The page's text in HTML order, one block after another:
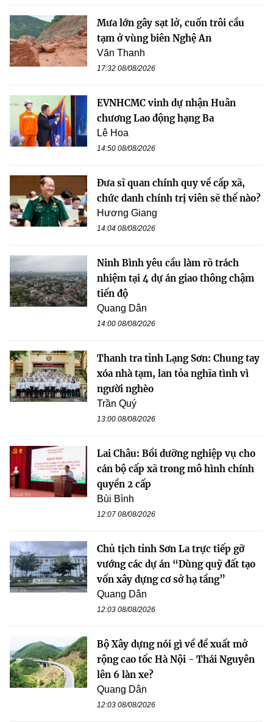
Mưa lớn gây sạt lở, cuốn trôi cầu
tạm ở vùng biên Nghệ An
Văn Thanh
17:32 08/08/2026
EVNHCMC vinh dự nhận Huân
chương Lao động hạng Ba
Lê Hoa
14:50 08/08/2026
Đưa sĩ quan chính quy về cấp xã,
chức danh chính trị viên sẽ thế nào?
Hương Giang
14:04 08/08/2026
Ninh Bình yêu cầu làm rõ trách
nhiệm tại 4 dự án giao thông chậm
tiến độ
Quang Dân
14:00 08/08/2026
Thanh tra tỉnh Lạng Sơn: Chung tay
xóa nhà tạm, lan tỏa nghĩa tình vì
người nghèo
Trần Quý
13:00 08/08/2026
Lai Châu: Bồi dưỡng nghiệp vụ cho
cán bộ cấp xã trong mô hình chính
quyền 2 cấp
Bùi Bình
12:07 08/08/2026
Chủ tịch tỉnh Sơn La trực tiếp gỡ
vướng các dự án “Dùng quỹ đất tạo
vốn xây dựng cơ sở hạ tầng”
Quang Dân
12:03 08/08/2026
Bộ Xây dựng nói gì về đề xuất mở
rộng cao tốc Hà Nội - Thái Nguyên
lên 6 làn xe?
Quang Dân
12:03 08/08/2026